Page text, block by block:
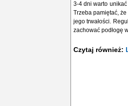
3-4 dni warto
Trzeba pamiętać,
jego trwałości.
zachować podłogę
Czytaj również: